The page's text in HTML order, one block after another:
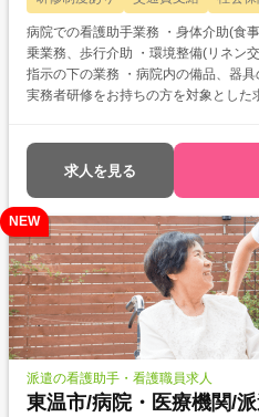
病院での看護助手業務 ・身体介助(食
乗業務、歩行介助 ・環境整備(リネン
指示の下の業務 ・病院内の備品、器具のチェック 介護
実務者研修をお持ちの方を対象とした求人です！ 次のよう
求人を見る
NEW
派遣の看護助手・看護職員求人
東温市/病院・医療機関/